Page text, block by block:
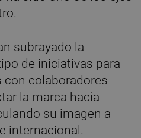
subrayado la
de iniciativas para
con colaboradores
la marca hacia
su imagen a
internacional.